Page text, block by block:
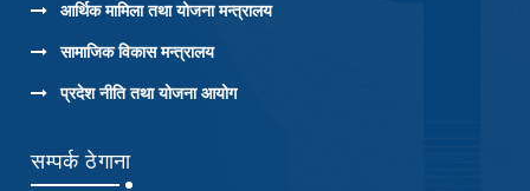
आर्थिक मामिला तथा योजना मन्त्रालय
सामाजिक विकास मन्त्रालय
प्रदेश नीति तथा योजना आयोग
सम्पर्क ठेगाना